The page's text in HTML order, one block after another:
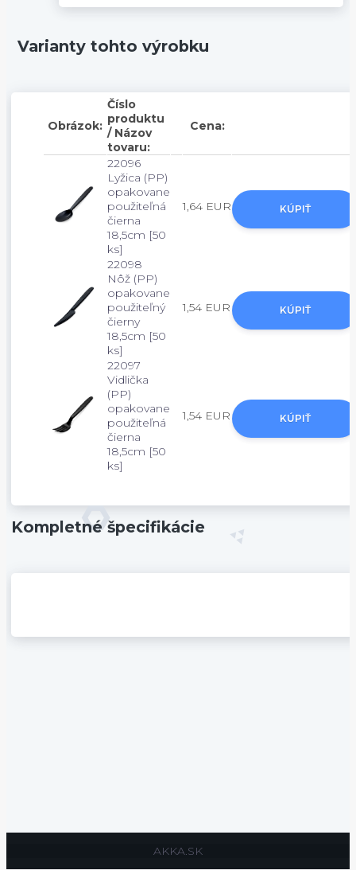
Varianty tohto výrobku
Obrázok:
Číslo
produktu
/ Názov
tovaru:
Cena:
22096
Lyžica (PP)
opakovane
použiteľná
čierna
18,5cm [50
ks]
1,64 EUR KÚPIŤ
22098
Nôž (PP)
opakovane
použiteľný
čierny
18,5cm [50
ks]
1,54 EUR KÚPIŤ
22097
Vidlička
(PP)
opakovane
použiteľná
čierna
18,5cm [50
ks]
1,54 EUR KÚPIŤ
Kompletné špecifikácie
AKKA.SK